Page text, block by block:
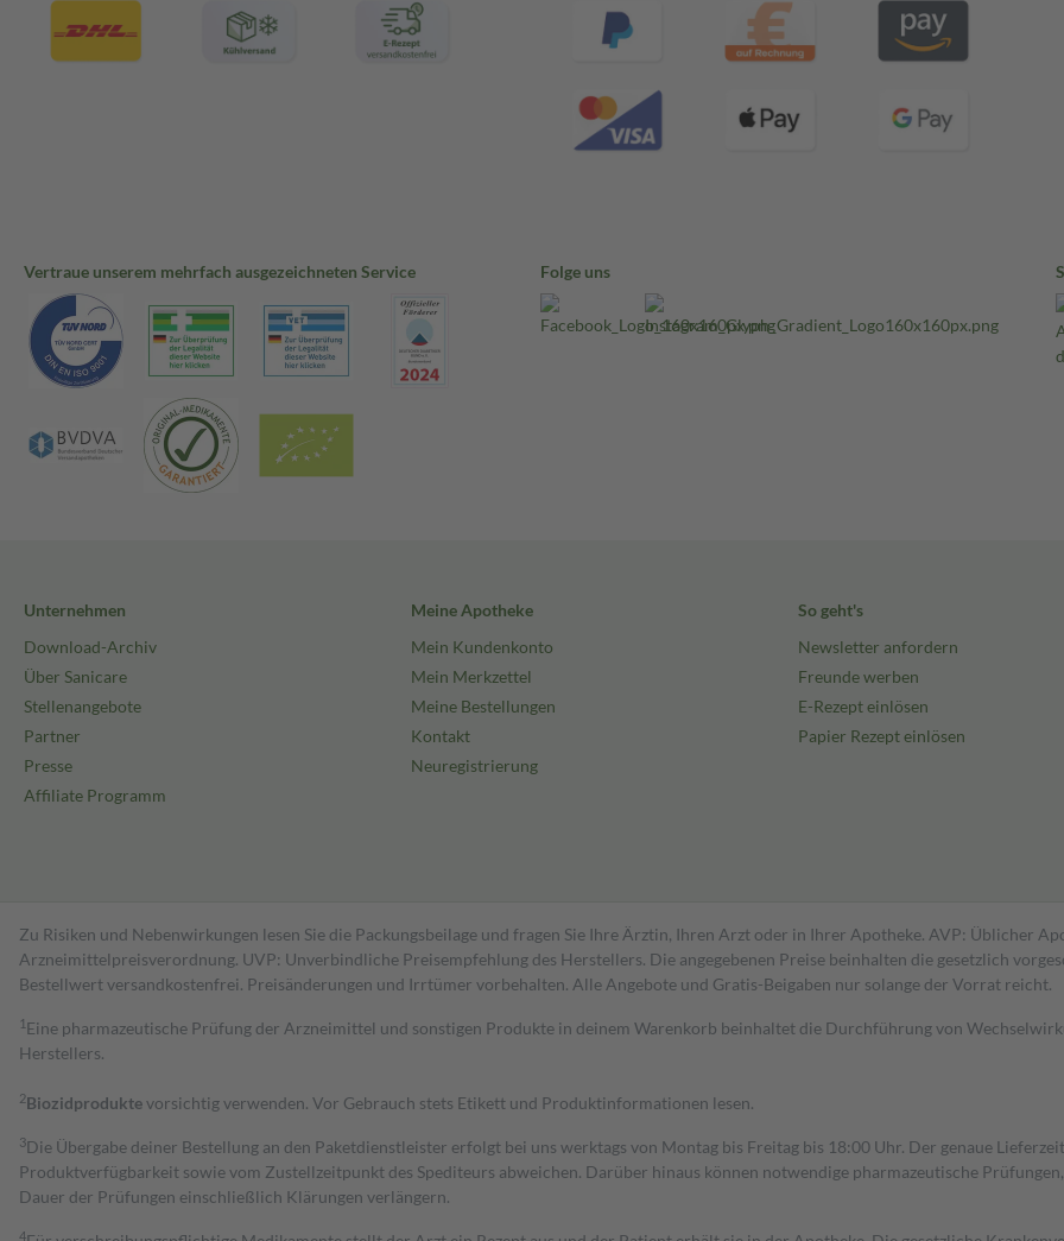
Vertraue unserem mehrfach ausgezeichneten Service Folge uns
Unternehmen
Download-Archiv
Über Sanicare
Stellenangebote
Partner
Presse
Affiliate Programm
Meine Apotheke
Mein Kundenkonto
Mein Merkzettel
Meine Bestellungen
Kontakt
Neuregistrierung
So geht's
Newsletter anfordern
Freunde werben
E-Rezept einlösen
Papier Rezept einlösen
Zu Risiken und Nebenwirkungen lesen Sie die Packungsbeilage und fragen Sie Ihre Ärztin, Ihren Arzt oder in Ihrer Apotheke. AVP: Üblicher
Arzneimittelpreisverordnung. UVP: Unverbindliche Preisempfehlung des Herstellers. Die angegebenen Preise beinhalten die gesetzlich
Bestell­wert versand­kosten­frei. Preisänderungen und Irrtümer vorbehalten. Alle Angebote und Gratis-Beigaben nur solange der Vorrat reicht.
1 Eine pharmazeutische Prüfung der Arzneimittel und sonstigen Produkte in deinem Warenkorb beinhaltet die Durchführung von
Herstellers.
2Biozidproduktevorsichtig verwenden. Vor Gebrauch stets Etikett und Produktinformationen lesen.
3Die Übergabe deiner Bestellung an den Paketdienstleister erfolgt bei uns werktags von Montag bis Freitag bis 18:00 Uhr. Der genaue
Produktverfügbarkeit sowie vom Zustellzeitpunkt des Spediteurs abweichen. Darüber hinaus können notwendige pharmazeutische
Dauer der Prüfungen einschließlich Klärungen verlängern.
4